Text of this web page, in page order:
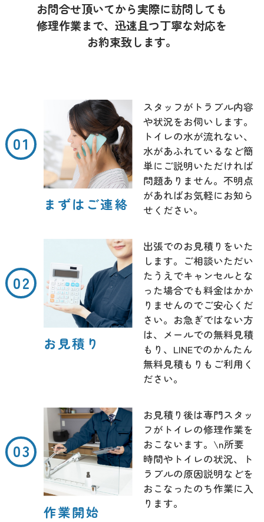
お問合せ頂いてから実際に訪問しても
修理作業まで、迅速且つ丁寧な対応を
お約束致します。
まずはご連絡
スタッフがトラブル内容
や状況をお伺いします。
トイレの水が流れない、
水があふれているなど簡
単にご説明いただければ
問題ありません。不明点
があればお気軽にお知ら
せください。
お見積り
出張でのお見積りをいた
します。ご相談いただい
たうえでキャンセルとな
った場合でも料金はかか
りませんのでご安心くだ
さい。お急ぎではない方
は、メールでの無料見積
もり、LINEでのかんたん
無料見積もりもご利用く
ださい。
作業開始
お見積り後は専門スタッ
フがトイレの修理作業を
おこないます。\n所要
時間やトイレの状況、ト
ラブルの原因説明などを
おこなったのち作業に入
ります。